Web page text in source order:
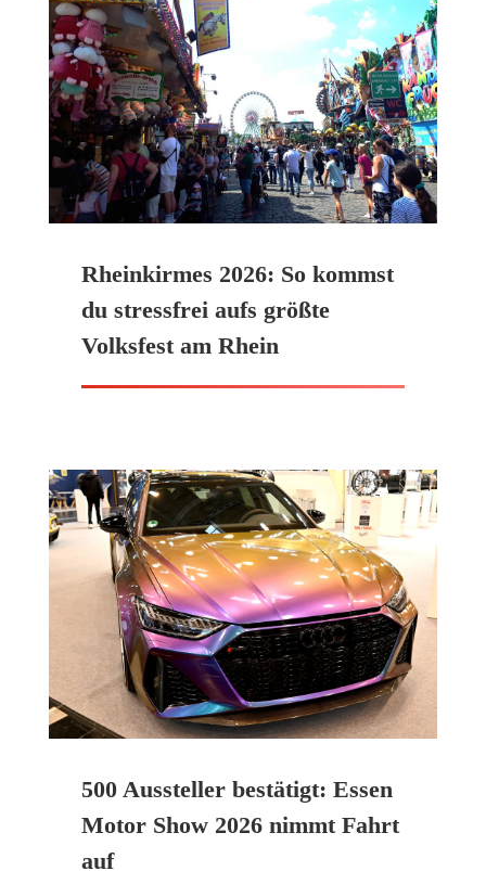
Rheinkirmes 2026: So kommst
du stressfrei aufs größte
Volksfest am Rhein
500 Aussteller bestätigt: Essen
Motor Show 2026 nimmt Fahrt
auf